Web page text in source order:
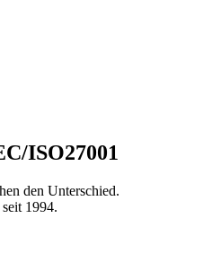
ISO27001
den Unterschied.
1994.